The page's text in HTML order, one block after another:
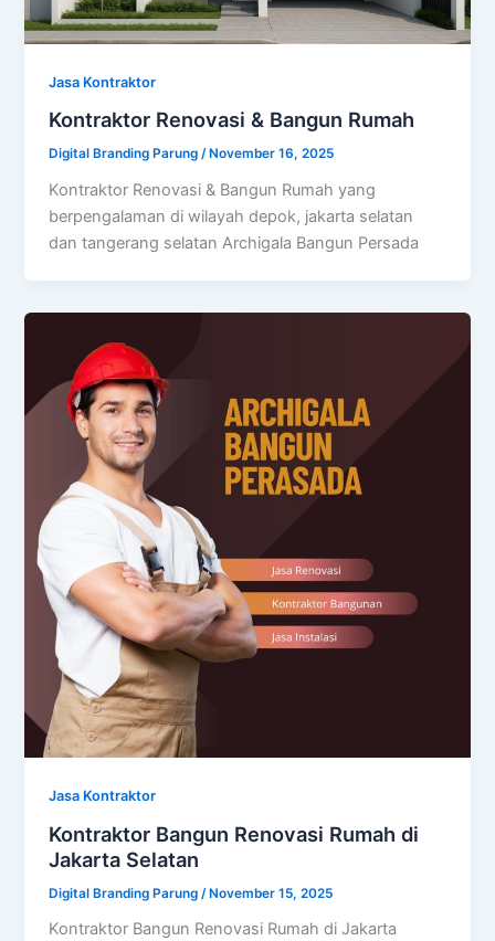
Jasa Kontraktor
Kontraktor Renovasi & Bangun Rumah
Digital Branding Parung/ November 16, 2025
Kontraktor Renovasi & Bangun Rumah yang
berpengalaman di wilayah depok, jakarta selatan
dan tangerang selatan Archigala Bangun Persada
Jasa Kontraktor
Kontraktor Bangun Renovasi Rumah di
Jakarta Selatan
Digital Branding Parung /November 15, 2025
Kontraktor Bangun Renovasi Rumah di Jakarta